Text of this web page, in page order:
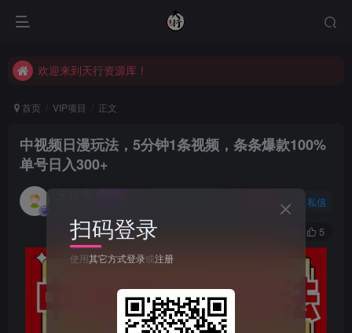
欢迎来到天行资源库！
首页 VIP项目 正文
中视频日漫玩法，5分钟1条视频，条条爆款100%
单号日入300+
私信
5
扫码登录
使用其它方式登录或注册